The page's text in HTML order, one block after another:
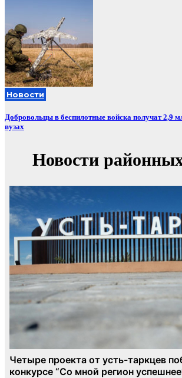
Новости
Добровольцы в беспилотные войска получат 2,9
вузах